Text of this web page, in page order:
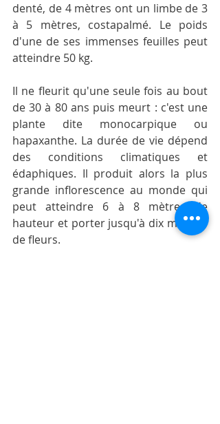
denté, de 4 mètres ont un limbe de 3
à 5 mètres, costapalmé. Le poids
d'une de ses immenses feuilles peut
atteindre 50 kg.
Il ne fleurit qu'une seule fois au bout
de 30 à 80 ans puis meurt : c'est une
plante dite monocarpique ou
hapaxanthe. La durée de vie dépend
des conditions climatiques et
édaphiques. Il produit alors la plus
grande inflorescence au monde qui
peut atteindre 6 à 8 mètres de
hauteur et porter jusqu'à dix millions
de fleurs.